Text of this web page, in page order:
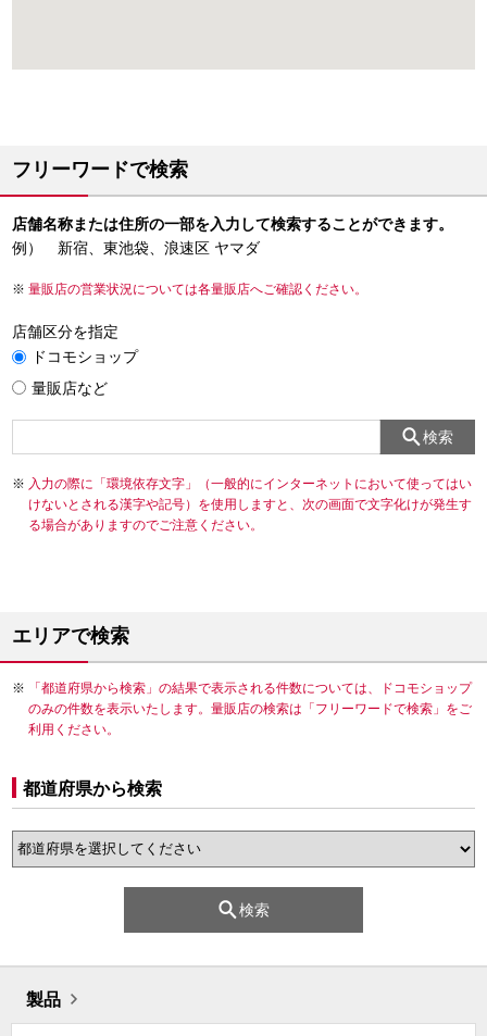
フリーワードで検索
店舗名称または住所の一部を入力して検索することができます。
例） 新宿、東池袋、浪速区 ヤマダ
量販店の営業状況については各量販店へご確認ください。
店舗区分を指定
ドコモショップ
量販店など
検索
入力の際に「環境依存文字」（一般的にインターネットにおいて使ってはい
けないとされる漢字や記号）を使用しますと、次の画面で文字化けが発生す
る場合がありますのでご注意ください。
エリアで検索
「都道府県から検索」の結果で表示される件数については、ドコモショップ
のみの件数を表示いたします。量販店の検索は「フリーワードで検索」をご
利用ください。
都道府県から検索
検索
製品